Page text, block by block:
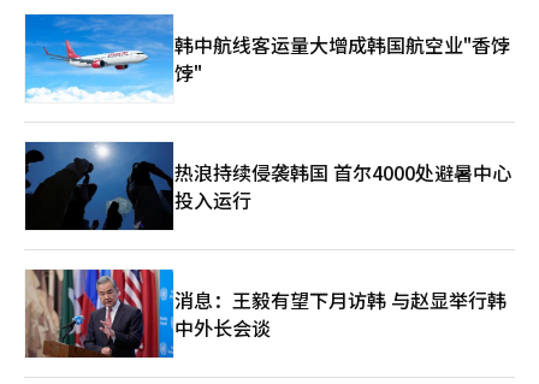
交易集中在此。分析认为，在急剧下跌过程中，低价买入和止损卖
出同时涌现。 证券界认为，博通的冲击和获利了结的抛售共同导
致了半导体股的调整。 Kiwoom证券的研究员韩志英表示：“博
通的销售指引低于市场预期，导致美国半导体股普遍走弱，外资净
卖出和汇率上升加大了供需压力。”她还指出：“最近的急剧上涨
带来的速度压力以及NVIDIA首席执行官黄仁勋访韩的预期被提前
反映后，获利了结的抛售也随之出现。” 代信证券的研究员李京
敏表示：“博通的AI销售指引低于预期，导致半导体投资情绪减
弱，最近的急剧上涨带来的获利了结抛售集中出现。”他还分
析：“在SpaceX上市等重大事件即将来临之际，现金需求的增加
也导致了抛售。” 不过，证券界普遍认为此次大跌并不完全是由
于行业恶化。 一位研究员表示：“此次下跌更像是由于指数上涨
速度的压力和集中现象加剧所导致的技术性调整。”他指出：“由
于盈利动能仍在改善，因此波动性可以视为喘息过程。” 他还表
示：“在急剧下跌后，可能会再次出现减小跌幅的模式。”并补充
道：“从估值角度来看，半导体为中心的KOSPI的投资吸引力正在
韩中航线客运量大增成韩国航空业"香饽
饽"
热浪持续侵袭韩国 首尔4000处避暑中心
投入运行
消息：王毅有望下月访韩 与赵显举行韩
中外长会谈